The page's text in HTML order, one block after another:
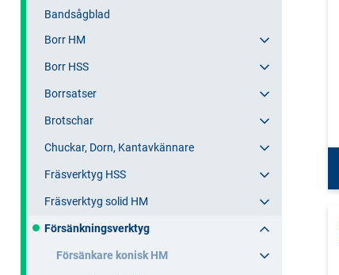
Bandsågblad
Borr HM
Borr HSS
Borrsatser
Brotschar
Chuckar, Dorn, Kantavkännare
Fräsverktyg HSS
Fräsverktyg solid HM
Försänkningsverktyg
Försänkare konisk HM